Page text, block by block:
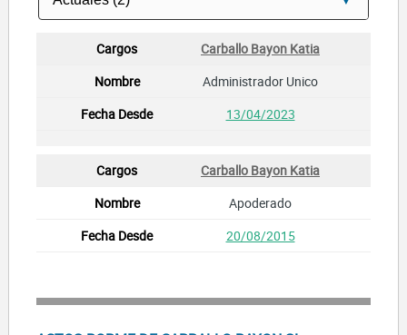
Carballo Bayon Katia
Administrador Unico
13/04/2023
Carballo Bayon Katia
Apoderado
20/08/2015